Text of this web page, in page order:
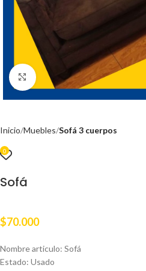
Clic para ampliar
Inicio Muebles Sofá 3 cuerpos
0
Sofá
$70.000
Nombre articulo: Sofá
Estado: Usado